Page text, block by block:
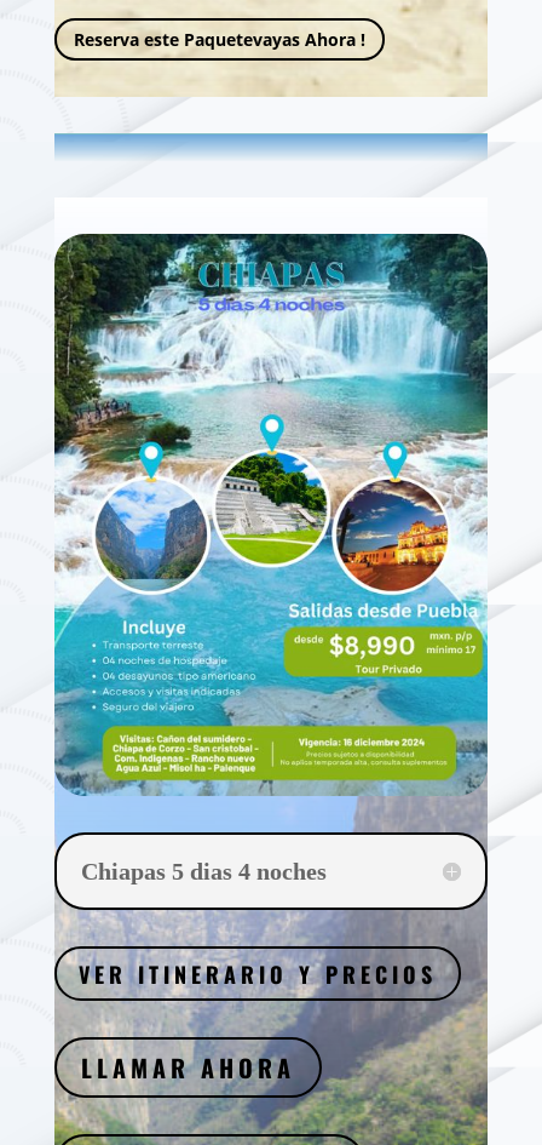
Reserva este Paquetevayas Ahora !
Chiapas 5 dias 4 noches
VER ITINERARIO Y PRECIOS
LLAMAR AHORA